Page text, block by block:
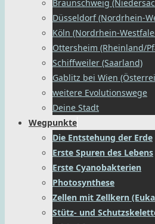
Braunschweig
Düsseldorf (Nordrhein-
Köln (Nordrhein-
Ottersheim (Rheinland/
Schiffweiler (Saarland)
Gablitz bei Wien
weitere Evolutionswege
Deine Stadt
Wegpunkte
Die Entstehung der Erde
Erste Spuren des Lebens
Erste Cyanobakterien
Photosynthese
Zellen mit Zellkern
Stütz- und